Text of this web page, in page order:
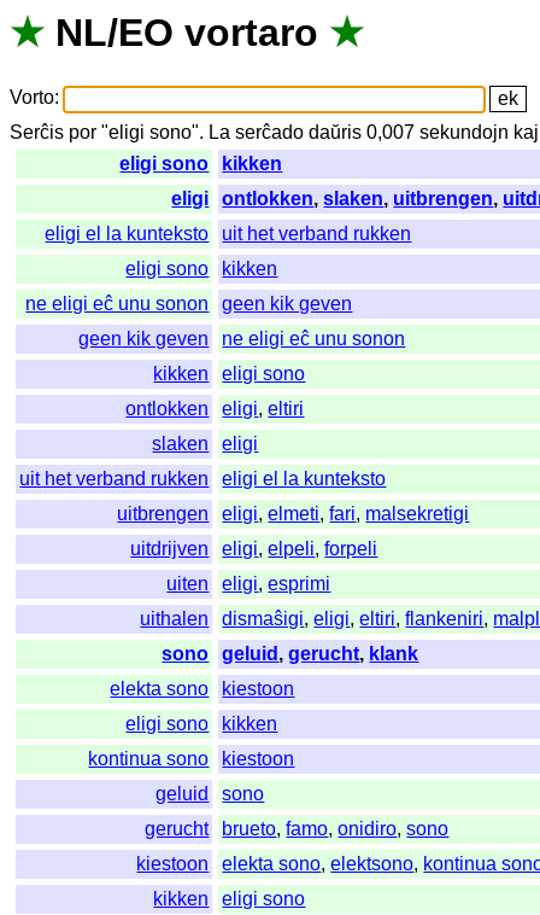
★ NL/EO vortaro ★
Vorto:
Serĉis por "eligi sono". La serĉado daŭris 0,007sekundojn kaj
eligi sono
kikken
eligi
ontlokken,slaken, uitbrengen,
eligi el la kunteksto
uit het verband rukken
eligi sono
kikken
ne eligi eĉ unu sonon
geen kik geven
geen kik geven
ne eligi eĉ unu sonon
kikken
eligi sono
ontlokken
eligi,eltiri
slaken
eligi
uit het verband rukken
eligi el la kunteksto
uitbrengen
eligi,elmeti,fari, malsekretigi
uitdrijven
eligi,elpeli,forpeli
uiten
eligi,esprimi
uithalen
dismaŝigi,eligi,eltiri,flankeniri,
sono
geluid ,gerucht, klank
elekta sono
kiestoon
eligi sono
kikken
kontinua sono
kiestoon
geluid
sono
gerucht
brueto,famo,onidiro,sono
kiestoon
elekta sono,elektsono, kontinua
kikken
eligi sono